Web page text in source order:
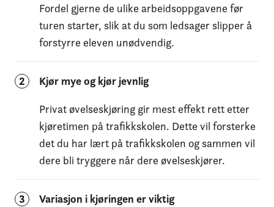
Fordel gjerne de ulike arbeidsoppgavene før
turen starter, slik at du som ledsager slipper å
forstyrre eleven unødvendig.
2
Kjør mye og kjør jevnlig
Privat øvelseskjøring gir mest effekt rett etter
kjøretimen på trafikkskolen. Dette vil forsterke
det du har lært på trafikkskolen og sammen vil
dere bli tryggere når dere øvelseskjører.
3
Variasjon i kjøringen er viktig